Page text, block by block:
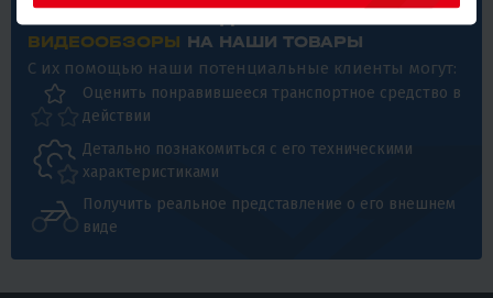
ВИДЕООБЗОРЫ НА НАШИ ТОВАРЫ
С их помощью наши потенциальные клиенты могут:
Оценить понравившееся транспортное средство в
действии
Детально познакомиться с его техническими
характеристиками
Получить реальное представление о его внешнем
виде